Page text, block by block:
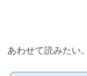
あわせて読みたい。